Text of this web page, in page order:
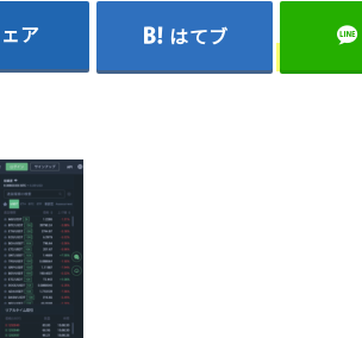
ア はてブ